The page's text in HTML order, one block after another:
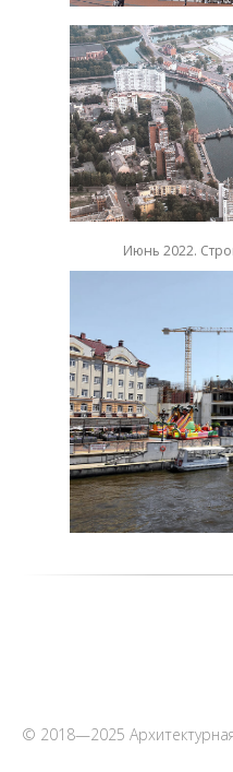
Июнь 2022.
© 2018—2025